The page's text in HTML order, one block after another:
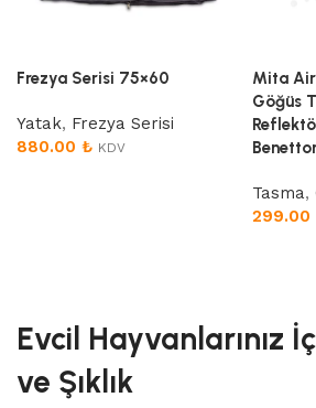
Frezya Serisi 75×60
Yatak, Frezya Serisi
880.00 ₺ KDV
Mita Air
Göğüs
Tasma,
299.00
Evcil Hayvanlarınız
ve Şıklık